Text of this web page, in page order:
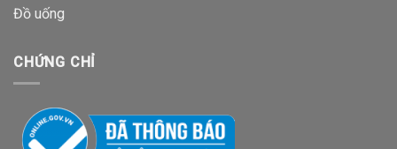
Đồ uống
CHỨNG CHỈ